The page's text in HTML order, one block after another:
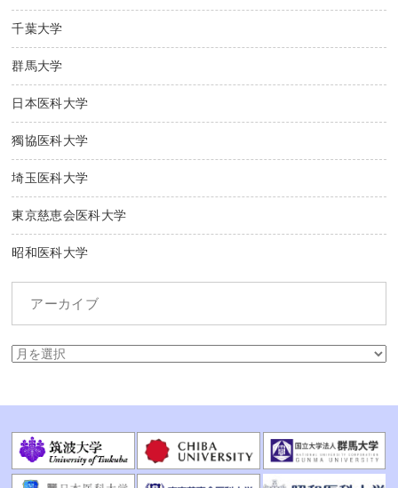
千葉大学
群馬大学
日本医科大学
獨協医科大学
埼玉医科大学
東京慈恵会医科大学
昭和医科大学
アーカイブ